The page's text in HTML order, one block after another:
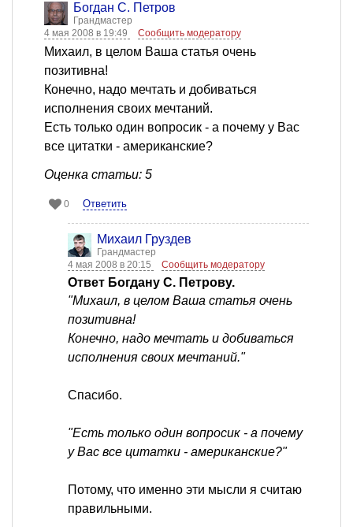
Богдан С. Петров
Грандмастер
4 мая 2008 в 19:49
Сообщить модератору
Михаил, в целом Ваша статья очень
позитивна!
Конечно, надо мечтать и добиваться
исполнения своих мечтаний.
Есть только один вопросик - а почему у Вас
все цитатки - американские?
Оценка статьи: 5
0 Ответить
Михаил Груздев
Грандмастер
4 мая 2008 в 20:15
Сообщить модератору
Ответ Богдану С. Петрову.
"Михаил, в целом Ваша статья очень
позитивна!
Конечно, надо мечтать и добиваться
исполнения своих мечтаний."
Спасибо.
"Есть только один вопросик - а почему
у Вас все цитатки - американские?"
Потому, что именно эти мысли я считаю
правильными.